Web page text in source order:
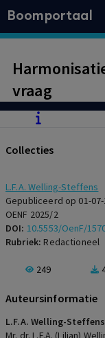
Boomportaal
vraag
Collecties
L.F.A. Welling-Steffens
Gepubliceerd op 01-07-
OENF 2025/2
DOI: 10.5553/OenF/
Rubriek: Redactioneel
249
Auteursinformatie
L.F.A. Welling-Steffens
Mr. dr. L.F.A. (Lilian)